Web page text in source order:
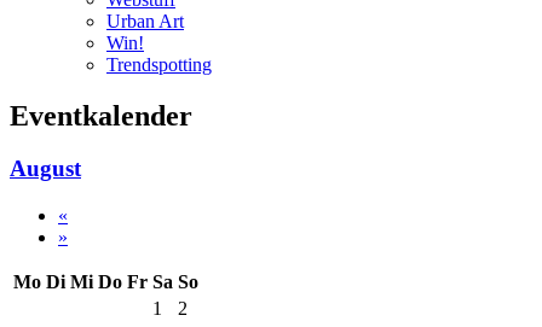
Urban Art
Win!
Trendspotting
Eventkalender
August
«
»
Mo Di Mi Do Fr Sa So
1
2